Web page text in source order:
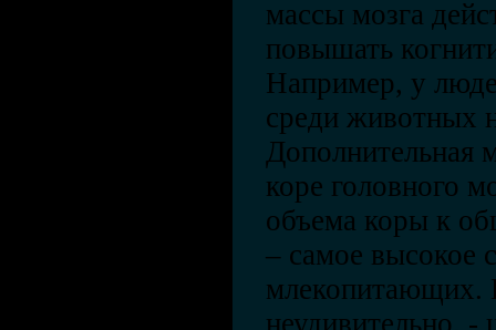
массы мозга
повышать
Например, у
среди животных
Дополнительная
коре головного
объема коры к
– самое высокое
млекопитающих.
неудивительно,